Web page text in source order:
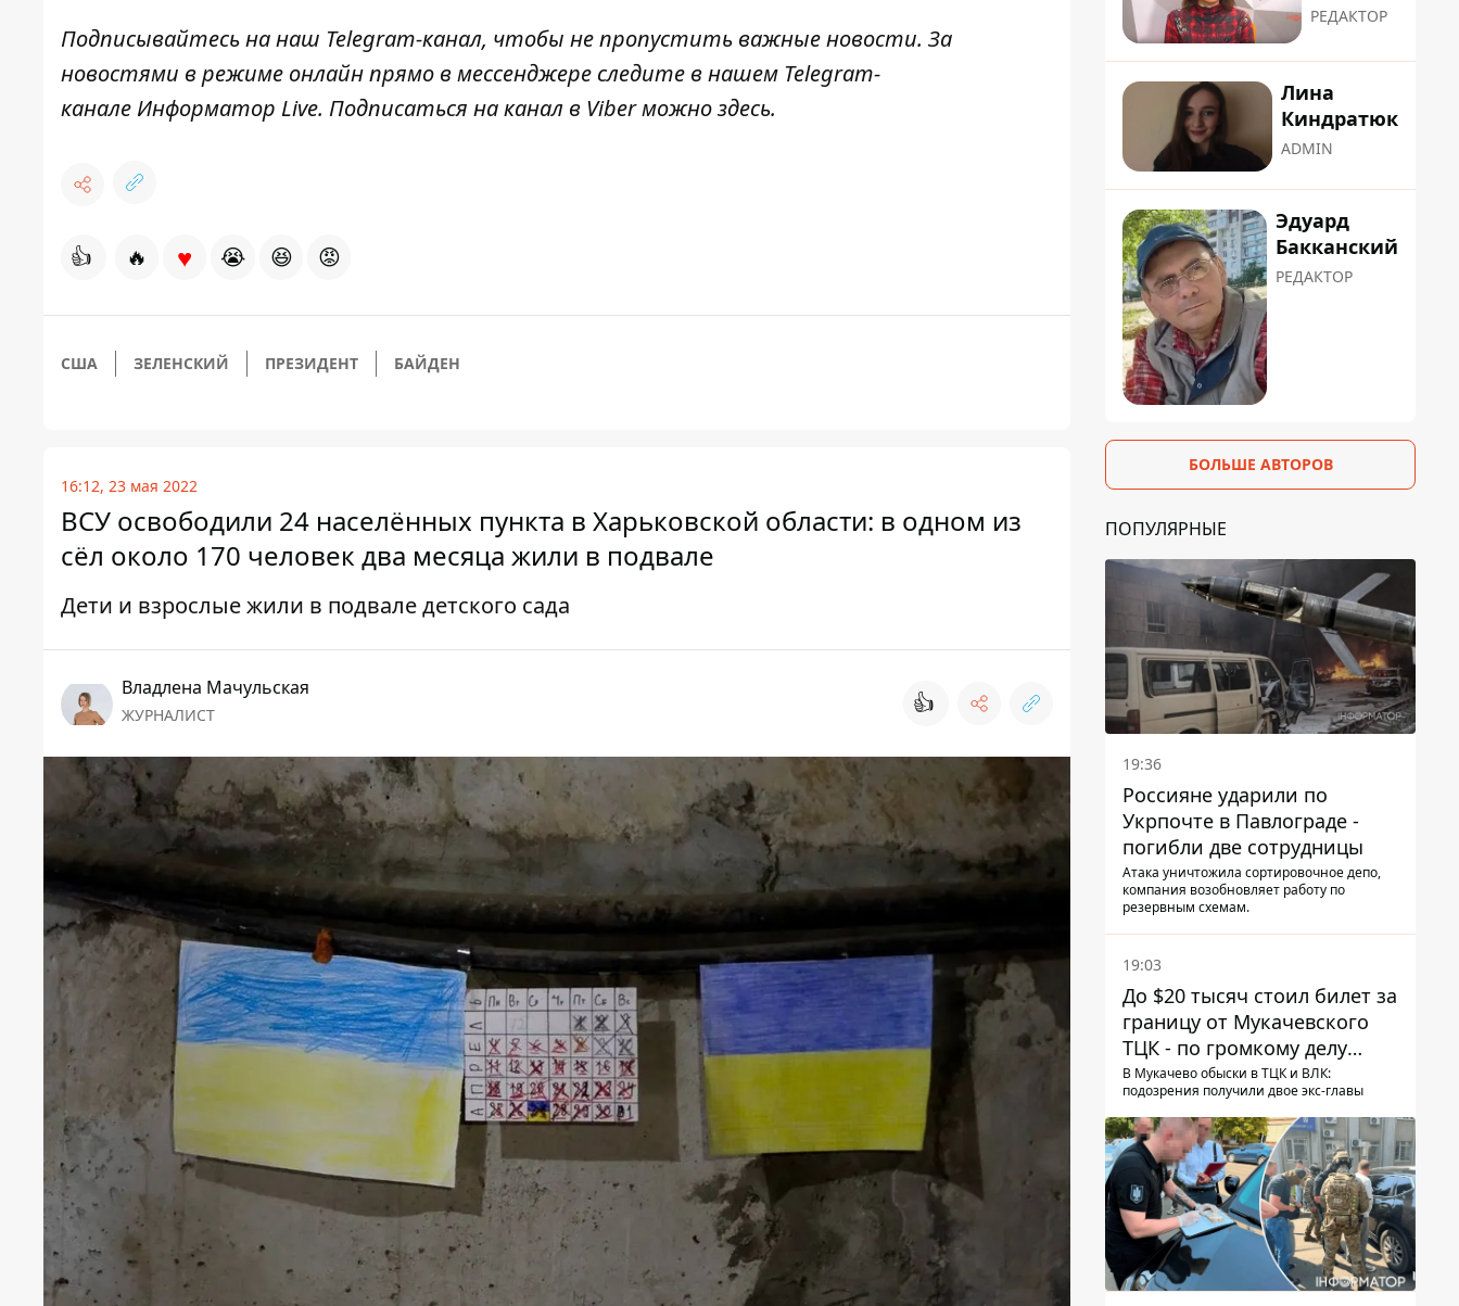
Подписывайтесь на наш Telegram-канал, чтобы не пропустить важные новости. За
новостями в режиме онлайн прямо в мессенджере следите в нашем Telegram-
канале Информатор Live. Подписаться на канал в Viber можноздесь.
👍 🔥 ♥ 😭 😆 😡
США ЗЕЛЕНСКИЙ ПРЕЗИДЕНТ БАЙДЕН
16:12, 23 мая 2022
ВСУ освободили 24 населённых пункта в Харьковской области: в одном из
сёл около 170 человек два месяца жили в подвале
Дети и взрослые жили в подвале детского сада
Владлена Мачульская
ЖУРНАЛИСТ 👍
РЕДАКТОР
Лина
Киндратюк
ADMIN
Эдуард
Бакканский
РЕДАКТОР
БОЛЬШЕ АВТОРОВ
ПОПУЛЯРНЫЕ
19:36
Россияне ударили по
Укрпочте в Павлограде -
погибли две сотрудницы
Атака уничтожила сортировочное депо,
компания возобновляет работу по
резервным схемам.
19:03
До $20 тысяч стоил билет за
границу от Мукачевского
ТЦК - по громкому делу
первые подозрения
получили двое бывших
руководителей
В Мукачево обыски в ТЦК и ВЛК:
подозрения получили двое экс-главы